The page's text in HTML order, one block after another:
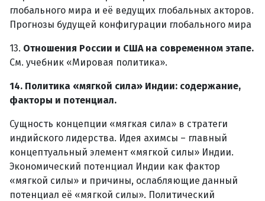
глобального мира и её ведущих глобальных акторов.
Прогнозы будущей конфигурации глобального мира
13. Отношения России и США на современном этапе.
См. учебник «Мировая политика».
14. Политика «мягкой сила» Индии: содержание,
факторы и потенциал.
Сущность концепции «мягкая сила» в стратеги
индийского лидерства. Идея ахимсы – главный
концептуальный элемент «мягкой силы» Индии.
Экономический потенциал Индии как фактор
«мягкой силы» и причины, ослабляющие данный
потенциал её «мягкой силы». Политический